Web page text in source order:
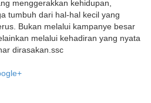
menggerakkan kehidupan,
tumbuh dari hal-hal kecil yang
Bukan melalui kampanye besar
melalui kehadiran yang nyata
dirasakan.ssc